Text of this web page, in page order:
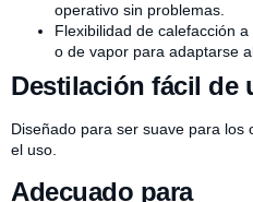
operativo sin problemas.
Flexibilidad de calefacción
o de vapor para adaptarse
Destilación fácil de
Diseñado para ser suave para
el uso.
Adecuado para